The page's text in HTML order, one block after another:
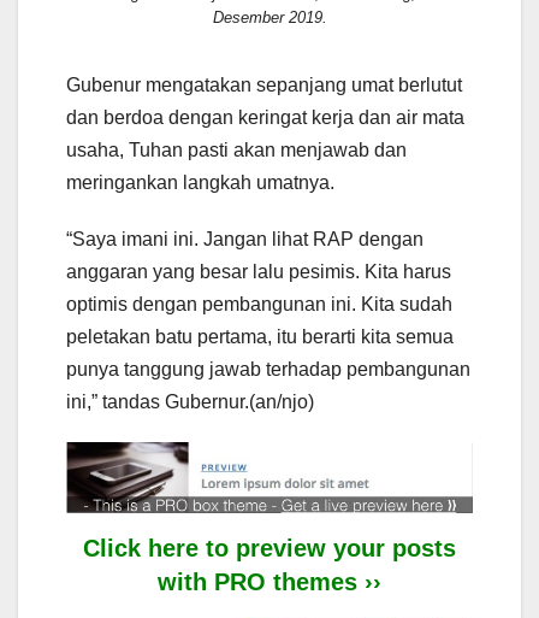
Desember 2019.
Gubenur mengatakan sepanjang umat berlutut
dan berdoa dengan keringat kerja dan air mata
usaha, Tuhan pasti akan menjawab dan
meringankan langkah umatnya.
“Saya imani ini. Jangan lihat RAP dengan
anggaran yang besar lalu pesimis. Kita harus
optimis dengan pembangunan ini. Kita sudah
peletakan batu pertama, itu berarti kita semua
punya tanggung jawab terhadap pembangunan
ini,” tandas Gubernur.(an/njo)
Click here to preview your posts
with PRO themes ››